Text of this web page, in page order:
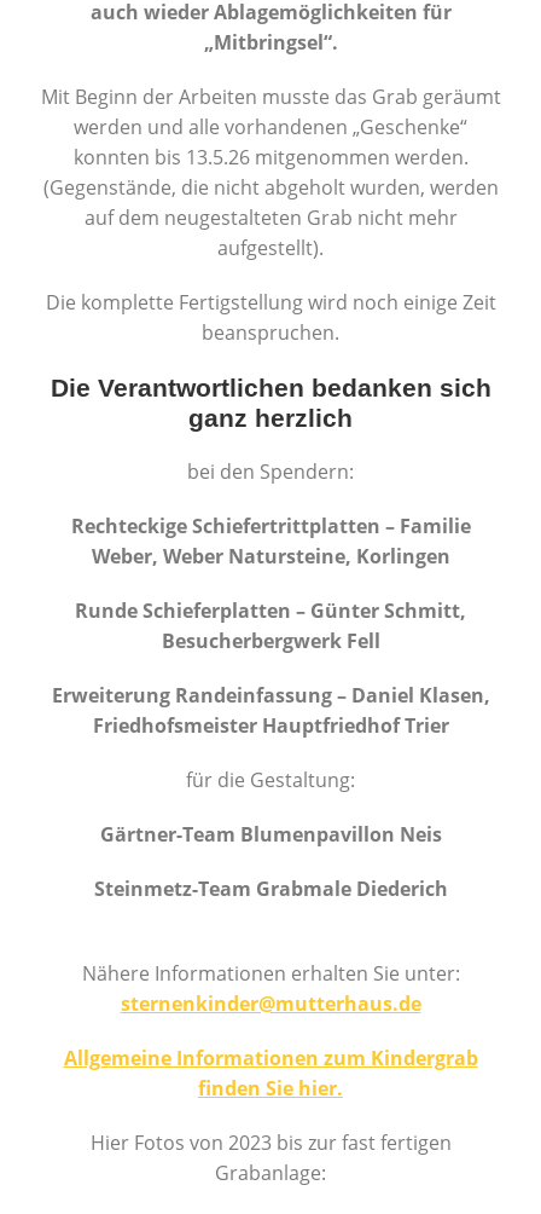
auch wiederAblagemöglichkeiten für
„Mitbringsel“.
Mit Beginn der Arbeiten musste das Grab geräumt
werden und alle vorhandenen „Geschenke“
konnten bis 13.5.26 mitgenommen werden.
(Gegenstände, die nicht abgeholt wurden, werden
auf dem neugestalteten Grab nicht mehr
aufgestellt).
Die komplette Fertigstellung wird noch einige Zeit
beanspruchen.
Die Verantwortlichen bedanken sich
ganz herzlich
bei den Spendern:
Rechteckige Schiefertrittplatten – Familie
Weber, Weber Natursteine, Korlingen
Runde Schieferplatten – Günter Schmitt,
Besucherbergwerk Fell
Erweiterung Randeinfassung – Daniel Klasen,
Friedhofsmeister Hauptfriedhof Trier
für die Gestaltung:
Gärtner-Team Blumenpavillon Neis
Steinmetz-Team Grabmale Diederich
Nähere Informationen erhalten Sie unter:
sternenkinder@mutterhaus.de
Allgemeine Informationen zum Kindergrab
finden Sie hier.
Hier Fotos von 2023 bis zur fast fertigen
Grabanlage: